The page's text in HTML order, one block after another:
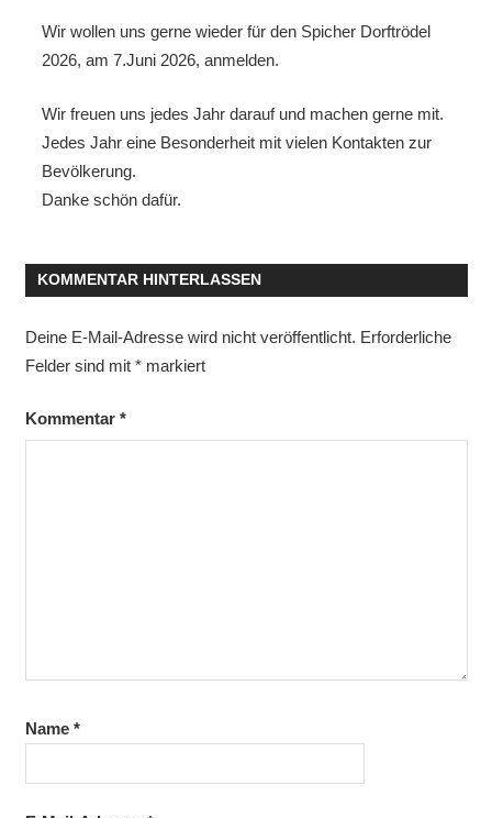
Wir wollen uns gerne wieder für den Spicher Dorftrödel
2026, am 7.Juni 2026, anmelden.
Wir freuen uns jedes Jahr darauf und machen gerne mit.
Jedes Jahr eine Besonderheit mit vielen Kontakten zur
Bevölkerung.
Danke schön dafür.
KOMMENTAR HINTERLASSEN
Deine E-Mail-Adresse wird nicht veröffentlicht. Erforderliche
Felder sind mit *markiert
Kommentar *
Name *